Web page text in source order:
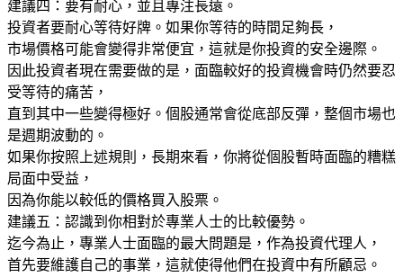
建議四：要有耐心，並且專注長遠。
投資者要耐心等待好牌。如果你等待的時間足夠長，
市場價格可能會變得非常便宜，這就是你投資的安全邊際。
因此投資者現在需要做的是，面臨較好的投資機會時仍然要忍
受等待的痛苦，
直到其中一些變得極好。個股通常會從底部反彈，整個市場也
是週期波動的。
如果你按照上述規則，長期來看，你將從個股暫時面臨的糟糕
局面中受益，
因為你能以較低的價格買入股票。
建議五：認識到你相對於專業人士的比較優勢。
迄今為止，專業人士面臨的最大問題是，作為投資代理人，
首先要維護自己的事業，這就使得他們在投資中有所顧忌。